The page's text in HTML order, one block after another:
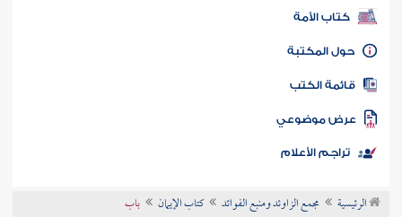
كتب PDF
كتاب الأمة
المكتبة
الكتب
موضوعي
تراجم الأعلام
الرئيسية مجمع الزاوئد ومنبع الفوائد كتاب الإيمان باب